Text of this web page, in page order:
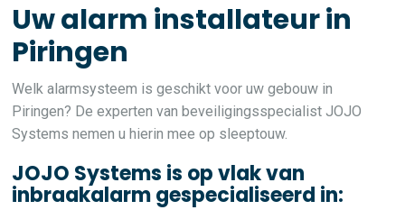
Uw alarm installateur in
Piringen
Welk alarmsysteem is geschikt voor uw gebouw in
Piringen? De experten van beveiligingsspecialist JOJO
Systems nemen u hierin mee op sleeptouw.
JOJO Systems is op vlak van
inbraakalarm gespecialiseerd in: